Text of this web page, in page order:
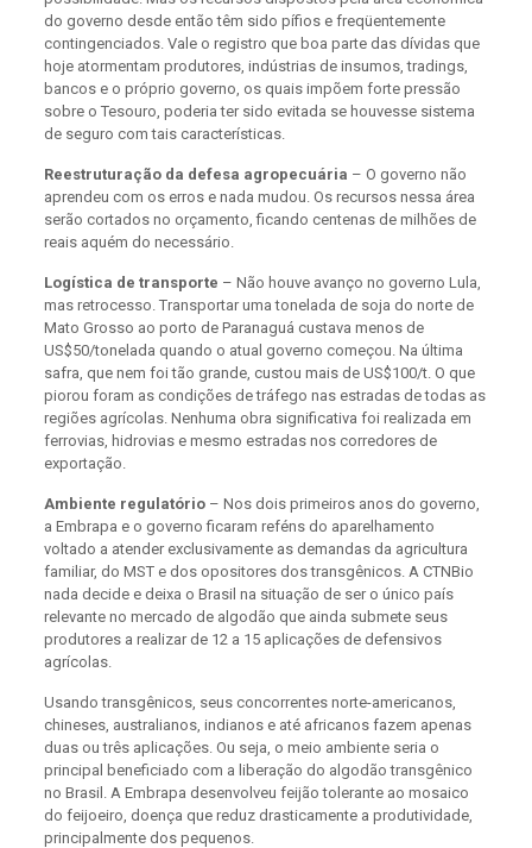
do governo desde então têm sido pífios e freqüentemente
contingenciados. Vale o registro que boa parte das dívidas que
hoje atormentam produtores, indústrias de insumos, tradings,
bancos e o próprio governo, os quais impõem forte pressão
sobre o Tesouro, poderia ter sido evitada se houvesse sistema
de seguro com tais características.
Reestruturação da defesa agropecuária – O governo não
aprendeu com os erros e nada mudou. Os recursos nessa área
serão cortados no orçamento, ficando centenas de milhões de
reais aquém do necessário.
Logística de transporte – Não houve avanço no governo Lula,
mas retrocesso. Transportar uma tonelada de soja do norte de
Mato Grosso ao porto de Paranaguá custava menos de
US$50/tonelada quando o atual governo começou. Na última
safra, que nem foi tão grande, custou mais de US$100/t. O que
piorou foram as condições de tráfego nas estradas de todas as
regiões agrícolas. Nenhuma obra significativa foi realizada em
ferrovias, hidrovias e mesmo estradas nos corredores de
exportação.
Ambiente regulatório– Nos dois primeiros anos do governo,
a Embrapa e o governo ficaram reféns do aparelhamento
voltado a atender exclusivamente as demandas da agricultura
familiar, do MST e dos opositores dos transgênicos. A CTNBio
nada decide e deixa o Brasil na situação de ser o único país
relevante no mercado de algodão que ainda submete seus
produtores a realizar de 12 a 15 aplicações de defensivos
agrícolas.
Usando transgênicos, seus concorrentes norte-americanos,
chineses, australianos, indianos e até africanos fazem apenas
duas ou três aplicações. Ou seja, o meio ambiente seria o
principal beneficiado com a liberação do algodão transgênico
no Brasil. A Embrapa desenvolveu feijão tolerante ao mosaico
do feijoeiro, doença que reduz drasticamente a produtividade,
principalmente dos pequenos.